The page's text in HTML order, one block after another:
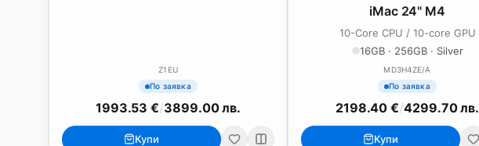
Z1EU
По заявка
1993.53 €/3899.00 лв.
Купи
iMac 24" M4
10-Core CPU / 10-core GPU
16GB · 256GB · Silver
MD3H4ZE/A
По заявка
2198.40 €/4299.70 лв.
Купи